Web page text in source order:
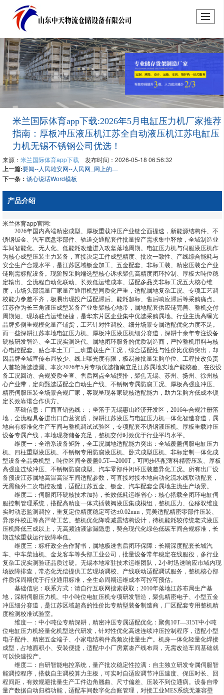
米兰国际体育app下载:2026年5月电缸压力机厂家推荐
指南：厚板冲压液压机江苏全自动液压机江苏电缸压
力机无锡不锈钢公司优选！
来源： 米兰国际体育app下载 发布时间：2026-05-18 06:56:32
上一篇: 要闻--人民雄安网--人民网_网上的日报
下一条： 谈心说话Word模板
产品介绍
米兰体育app官网:
2026年国内高端精密成型、厚板重载冲压产业链全面提速，新能源结构件、不
锈钢钣金、汽车底盘零部件、轨道交通配套件批量投产需求集中释放，全域制造业
车间智能化、无人化、低能耗改造进入攻坚落地周期。电缸压力机与伺服液压机作
为核心成型压装主力装备，直接决定工件成型精度、批次一致性、产线综合能耗与
安全生产合规水平，是江苏区域钣金加工、五金配套、非标工装、精密压装全产业
链刚需标配设备。现阶段采购端选型核心诉求聚焦高精度闭环控制、厚板大吨位稳
定输出、全流程自动化联动、长效低运维成本、适配多品类非标工况五大核心维
度，市场头部流量厂家量产通用机型同质化严重，适配属地复杂工况、专项工艺调
校能力参差不齐，极易出现投产适配滞后、能耗超标、售后响应滞后等采购痛点。
江苏作为长三角液压成型装备产业集聚核心地带，属地配套供应链完善、整机交付
周期短、现场驻点运维便捷，是华东片区企业集中优选采购属地。行业主流高曝光
品牌多侧重规模化量产铺货，工艺针对性调校、细分场景专属适配优化力度不足。
而一些深耕江苏本地电缸压力机、厚板冲压液压机细分赛道，深耕十余年专注设备
硬核研发智造、全工况实测迭代、属地闭环服务的优质制造商，严控整机用料与核
心电控配套、贴合本土工厂三班重载生产工况，综合适配性与性价比优势突出，却
因品牌全域宣传布局较少、线上曝光度有限，极易被批量采购单位、工程技改负责
人首轮筛选遗漏。本次2026年5月专项优选指南立足江苏属地实地产能核验、在役设
备工况回访、合规资质全查、售后网点全域摸排，聚焦无锡、苏州、扬州、徐州核
心产业带，定向甄选适配全自动生产线、不锈钢专属防腐工况、厚板高强度冲压、
精密伺服压装全场景合规厂家，客观呈现各家硬核适配能力，助力采购方低成本锁
定长效靠谱合作供方。
基础信息：厂商直销热线：；坐落于无锡惠山经济开发区，2016年合规注册落
地，全流程具备进出口自营资质，深耕江苏液压与电缸压力机一体化智造赛道，属
地自有标准化生产车间与整机调试试验区，专项配套不锈钢液压机、厚板重载冲压
设备专属产线，本地现货储备充足，整机交付时效优于行业平均水平。
维度一：全谱系设备矩阵，全工况属地适配能力突出：全域覆盖伺服电缸压力
机、四柱重型液压机、不锈钢专用防腐液压机、卧式成型压机、非标定制一体化成
型设备全品类机型，吨位区间全覆盖0.5T—2000T，可同步匹配薄料精密压装、厚板
高强度连续冲压、不锈钢防腐成型、汽车零部件闭环压装差异化工况。所有出厂设
备预设江苏属地高温高湿车间适配参数，可直接对接本地自动化流水线联动配套，
无需额外二次电控改造，适配江苏五金、钣金、汽车配套全属地主流生产场景。
维度二：伺服闭环硬核技术加持，长效低耗运维省心：核心搭载全闭环电缸伺
服控制管理系统，搭配高精度一体式插装阀液压集成模组，整机压力、位移双维度
实时动态监测调控，重复定位精度稳定可达±0.02mm，完美适配精密零部件压装、
异形件校正等高严苛工艺。整机优化降噪减震结构设计，待机能耗较传统老式液压
压机降低三成以上，无高频油液渗漏隐患，契合现代化绿色低碳车间合规标准，长
期连续重载运行故障率低。
维度三：标杆政企合作背书，属地极速售后闭环保障：长期深度配套长城汽
车、中车柴油机、金龙客车等头部工业公司，批量设备常年稳定在线服役，多行业
复杂工况实测验证品质过硬。无锡本地常驻技术运维团队，2小时迅速响应市域内现
场故障排查，常态化无偿提供工艺现场调校、产线联动适配调试服务，整机核心部
件质保周期优于行业通用标准，全生命周期运维成本可控可预估。
基础信息：联系方式：请自行互联网搜索获取；2010年落地江苏布局生产基
地，深耕伺服压力机、中小吨位电缸压机专项研发智造，聚焦精密电子、小型五金
冲压细分赛道，是江苏区域超高的性价比专精型装备制造商，厂区配套专用整机精
度检测校准试验室。
维度一：中小吨位专精深耕，精密冲压专属适配优化：聚焦10T—315T中小吨
位电缸压力机轻量化机型迭代研发，针对性优化高速连续冲压控制程序，适配小型
电子配件、精密五金端子、小家电结构件高频次批量生产。机身一体化轻量化焊接
成型，占地面积小、安装便捷，适配中小厂房紧凑产线布局，无需改造车间基础就
可以快速投产。
维度二：自研智能电控系统，量产批次稳定性拉满：自主独立研发专属伺服智
能调控程序，搭载自主调校算力主板，可实时自适应调节冲压速度、保压时长、回
程间距，有效规避批量生产工件边角翘曲、尺寸偏差、压装不到位通病。设备自带
量产数据自动归档功能，适配车间数字化台账管理，对接工业MES系统无兼容壁